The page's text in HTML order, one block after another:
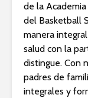
de la
del Basketball
manera
salud con la
distingue. Con
padres de
integrales y